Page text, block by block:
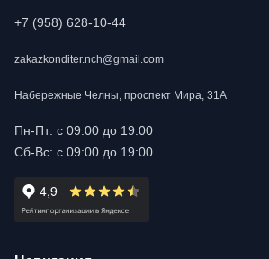
+7 (958) 628-10-44
zakazkonditer.nch@gmail.com
Набережные Челны, проспект Мира, 31А
Пн-Пт: с 09:00 до 19:00
Сб-Вс: с 09:00 до 19:00